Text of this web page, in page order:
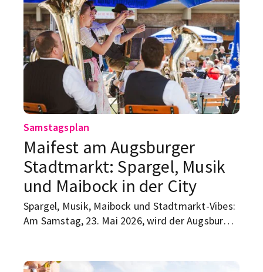
Samstagsplan
Maifest am Augsburger
Stadtmarkt: Spargel, Musik
und Maibock in der City
Spargel, Musik, Maibock und Stadtmarkt-Vibes:
Am Samstag, 23. Mai 2026, wird der Augsburger
Pause vom Uni-Alltag haben.